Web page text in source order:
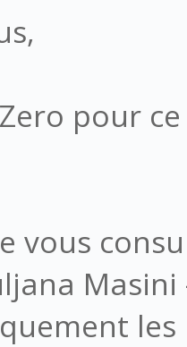
pour
vous
Masini
les